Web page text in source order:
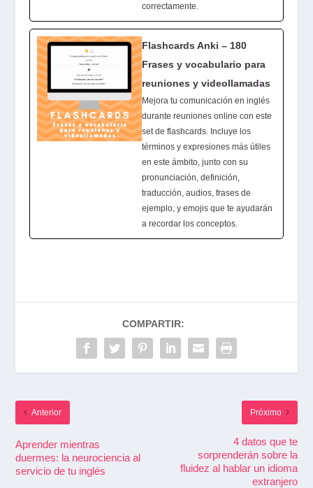
correctamente.
Flashcards Anki – 180
Frases y vocabulario para
reuniones y videollamadas
Mejora tu comunicación en inglés
durante reuniones online con este
set de flashcards. Incluye los
términos y expresiones más útiles
en este ámbito, junto con su
pronunciación, definición,
traducción, audios, frases de
ejemplo, y emojis que te ayudarán
a recordar los conceptos.
COMPARTIR:
Aprender mientras
duermes: la neurociencia al
servicio de tu inglés
Anterior Próximo
4 datos que te
sorprenderán sobre la
fluidez al hablar un idioma
extranjero